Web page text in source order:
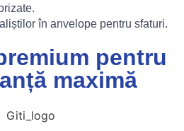
în anvelope pentru sfaturi.
pentru
maximă